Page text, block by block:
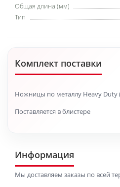
Общая длина (мм)
Тип
Комплект поставки
Ножницы по металлу Heavy Duty
Поставляется в блистере
Информация
Мы доставляем заказы по всей